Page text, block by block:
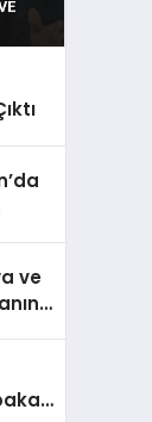
ve